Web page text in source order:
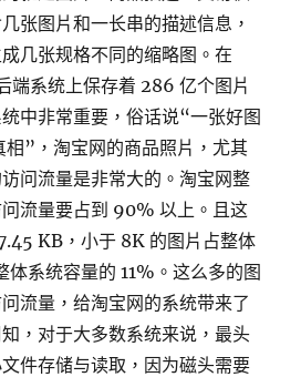
张图片和一长串的描述信息，
几张规格不同的缩略图。在
端系统上保存着 286 亿个图片
中非常重要，俗话说“一张好图
”，淘宝网的商品照片，尤其
问流量是非常大的。淘宝网整
流量要占到 90% 以上。且这
KB，小于 8K 的图片占整体
体系统容量的 11%。这么多的图
流量，给淘宝网的系统带来了
，对于大多数系统来说，最头
件存储与读取，因为磁头需要